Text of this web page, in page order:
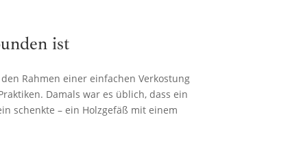
ist
Rahmen einer einfachen Verkostung
Damals war es üblich, dass ein
schenkte – ein Holzgefäß mit einem